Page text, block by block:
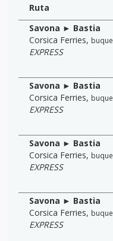
Ruta
Savona ► Bastia
Corsica Ferries, buque
EXPRESS
Savona ► Bastia
Corsica Ferries, buque
EXPRESS
Savona ► Bastia
Corsica Ferries, buque
EXPRESS
Savona ► Bastia
Corsica Ferries, buque
EXPRESS